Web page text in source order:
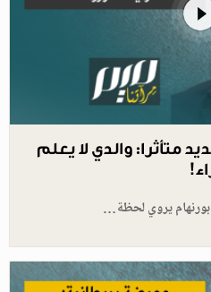
متأثرا: والدي لا يعلم
بورنهام يروي لحظة…